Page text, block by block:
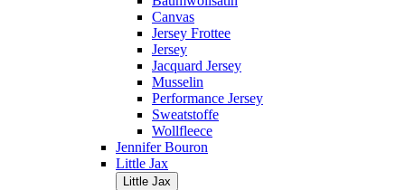
Canvas
Jersey Frottee
Jersey
Jacquard Jersey
Musselin
Performance Jersey
Sweatstoffe
Wollfleece
Jennifer Bouron
Little Jax
Little Jax